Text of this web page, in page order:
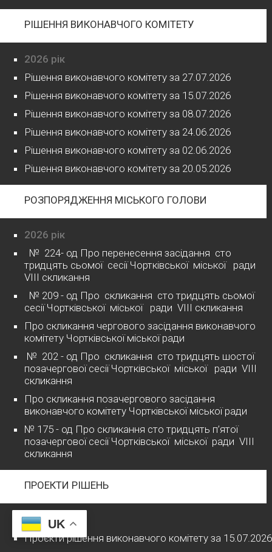
РІШЕННЯ ВИКОНАВЧОГО КОМІТЕТУ
2026 рік
Рішення виконавчого комітету за 27.07.2026
Рішення виконавчого комітету за 15.07.2026
Рішення виконавчого комітету за 08.07.2026
Рішення виконавчого комітету за 24.06.2026
Рішення виконавчого комітету за 02.06.2026
Рішення виконавчого комітету за 20.05.2026
РОЗПОРЯДЖЕННЯ МІСЬКОГО ГОЛОВИ
2026 рік
№ 224- од Про перенесення засідання сто
тридцять сьомої сесії Чортківської міської ради
VІІІ скликання
№ 209 - од Про скликання сто тридцять сьомої
сесії Чортківської міської ради VІІІ скликання
Про скликання чергового засідання виконавчого
комітету Чортківської міської ради
№ 202 - од Про скликання сто тридцять шостої
позачергової сесії Чортківської міської ради VІІІ
скликання
Про скликання позачергового засідання
виконавчого комітету Чортківської міської ради
№ 175 - од Про скликання сто тридцять п’ятої
позачергової сесії Чортківської міської ради VІІІ
скликання
ПРОЕКТИ РІШЕНЬ
2026 рік
Проєкти рішення виконавчого комітету за 15.07.2026
UK